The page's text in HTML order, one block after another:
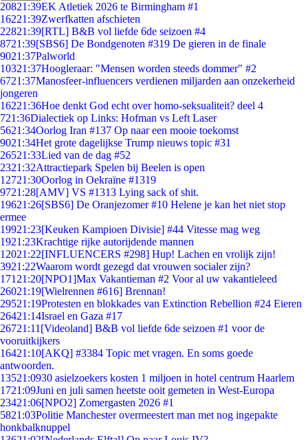
20821:39EK Atletiek 2026 te Birmingham #1
16221:39Zwerfkatten afschieten
22821:39[RTL] B&B vol liefde 6de seizoen #4
8721:39[SBS6] De Bondgenoten #319 De gieren in de finale
9021:37Palworld
10321:37Hoogleraar: "Mensen worden steeds dommer" #2
6721:37Manosfeer-influencers verdienen miljarden aan onzekerheid
jongeren
16221:36Hoe denkt God echt over homo-seksualiteit? deel 4
721:36Dialectiek op Links: Hofman vs Left Laser
5621:34Oorlog Iran #137 Op naar een mooie toekomst
9021:34Het grote dagelijkse Trump nieuws topic #31
26521:33Lied van de dag #52
2321:32Attractiepark Spelen bij Beelen is open
12721:30Oorlog in Oekraïne #1319
9721:28[AMV] VS #1313 Lying sack of shit.
19621:26[SBS6] De Oranjezomer #10 Helene je kan het niet stop
ermee
19921:23[Keuken Kampioen Divisie] #44 Vitesse mag weg
1921:23Krachtige rijke autorijdende mannen
12021:22[INFLUENCERS #298] Hup! Lachen en vrolijk zijn!
3921:22Waarom wordt gezegd dat vrouwen socialer zijn?
171 21:20[NPO1]Max Vakantieman #2 Voor al uw vakantieleed
26021:19[Wielrennen #616] Brennan!
29521:19Protesten en blokkades van Extinction Rebellion #24 Eieren
26421:14Israel en Gaza #17
26721:11 [Videoland] B&B vol liefde 6de seizoen #1 voor de
vooruitkijkers
16421:10[AKQ] #3384 Topic met vragen. En soms goede
antwoorden.
13521:0930 asielzoekers kosten 1 miljoen in hotel centrum Haarlem
1721:09Juni en juli samen heetste ooit gemeten in West-Europa
23421:06[NPO2] Zomergasten 2026 #1
5821:03Politie Manchester overmeestert man met nog ingepakte
honkbalknuppel